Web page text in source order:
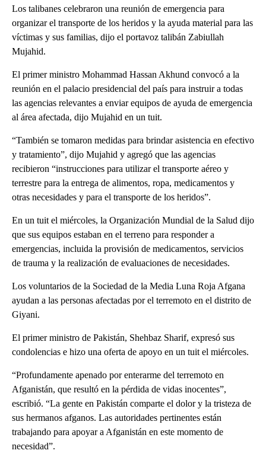
Los talibanes celebraron una reunión de emergencia para
organizar el transporte de los heridos y la ayuda material para las
víctimas y sus familias, dijo el portavoz talibán Zabiullah
Mujahid.
El primer ministro Mohammad Hassan Akhund convocó a la
reunión en el palacio presidencial del país para instruir a todas
las agencias relevantes a enviar equipos de ayuda de emergencia
al área afectada, dijo Mujahid en un tuit.
“También se tomaron medidas para brindar asistencia en efectivo
y tratamiento”, dijo Mujahid y agregó que las agencias
recibieron “instrucciones para utilizar el transporte aéreo y
terrestre para la entrega de alimentos, ropa, medicamentos y
otras necesidades y para el transporte de los heridos”.
En un tuit el miércoles, la Organización Mundial de la Salud dijo
que sus equipos estaban en el terreno para responder a
emergencias, incluida la provisión de medicamentos, servicios
de trauma y la realización de evaluaciones de necesidades.
Los voluntarios de la Sociedad de la Media Luna Roja Afgana
ayudan a las personas afectadas por el terremoto en el distrito de
Giyani.
El primer ministro de Pakistán, Shehbaz Sharif, expresó sus
condolencias e hizo una oferta de apoyo en un tuit el miércoles.
“Profundamente apenado por enterarme del terremoto en
Afganistán, que resultó en la pérdida de vidas inocentes”,
escribió. “La gente en Pakistán comparte el dolor y la tristeza de
sus hermanos afganos. Las autoridades pertinentes están
trabajando para apoyar a Afganistán en este momento de
necesidad”.